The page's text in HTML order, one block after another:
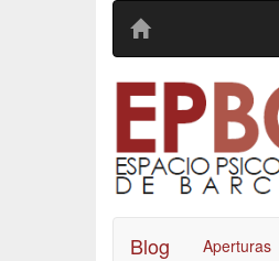
Blog Aperturas